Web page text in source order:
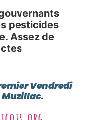
pesticides
Assez de
Vendredi
Muzillac.